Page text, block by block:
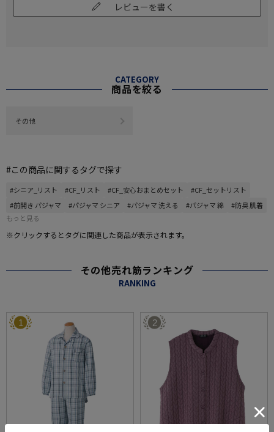
レビューを書く
CATEGORY
商品を絞る
その他
#この商品に関するタグで探す
#シニア_リスト #CF_リスト #CF_安心おまとめセット
#CF_セットリスト
#前開き パジャマ
#パジャマ シニア #パジャマ 洗える #パジャマ 綿
#防臭 肌着
もっと見る
※クリックするとタグに関連した商品が表示されます。
その他売れ筋ランキング
RANKING
1 2